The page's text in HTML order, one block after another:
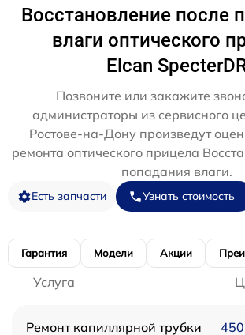
Восстановление после
влаги оптического
Elcan
Позвоните или закажите
администраторы из сервисного
Ростове-на-Дону произведут
ремонта оптического прицела
попадания влаги.
Есть запчасти Узнать стоимость
Гарантия Модели Акции
Услуга
Ремонт капиллярной трубки